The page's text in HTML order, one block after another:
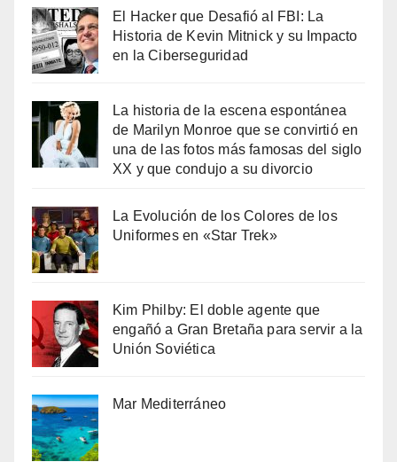
El Hacker que Desafió al FBI: La
Historia de Kevin Mitnick y su Impacto
en la Ciberseguridad
La historia de la escena espontánea
de Marilyn Monroe que se convirtió en
una de las fotos más famosas del siglo
XX y que condujo a su divorcio
La Evolución de los Colores de los
Uniformes en «Star Trek»
Kim Philby: El doble agente que
engañó a Gran Bretaña para servir a la
Unión Soviética
Mar Mediterráneo